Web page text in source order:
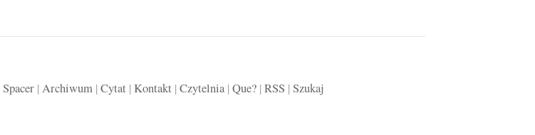
Spacer| Archiwum| Cytat| Kontakt| Czytelnia| Que?| RSS | Szukaj